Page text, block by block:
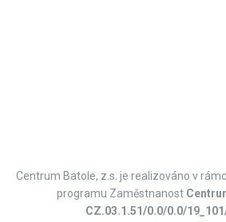
Centrum Batole, z.s. je realizováno v
programu Zaměstnanost
CZ.03.1.51/0.0/0.0/